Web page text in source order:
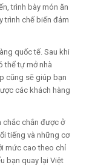
trình bày món ăn
trình chế biến đảm
quốc tế. Sau khi
thể tự mở nhà
cũng sẽ giúp bạn
các khách hàng
chắc chắn được ở
tiếng và những cơ
mức cao theo chỉ
bạn quay lại Việt